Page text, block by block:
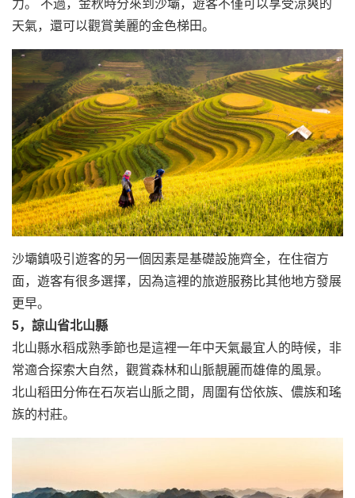
力。 不過，金秋時分來到沙壩，遊客不僅可以享受涼爽的
天氣，還可以觀賞美麗的金色梯田。
沙壩鎮吸引遊客的另一個因素是基礎設施齊全，在住宿方
面，遊客有很多選擇，因為這裡的旅遊服務比其他地方發展
更早。
5，諒山省北山縣
北山縣水稻成熟季節也是這裡一年中天氣最宜人的時候，非
常適合探索大自然，觀賞森林和山脈靚麗而雄偉的風景。
北山稻田分佈在石灰岩山脈之間，周圍有岱依族、儂族和瑤
族的村莊。